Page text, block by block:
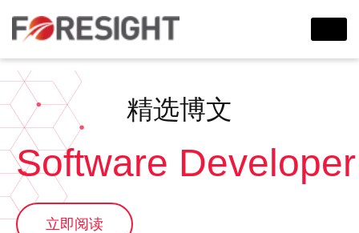
精选博文
Software Developer
立即阅读